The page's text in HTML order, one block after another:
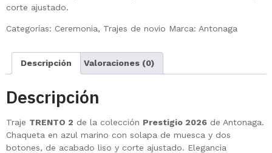
corte ajustado.
Categorías: Ceremonia, Trajes de novio Marca: Antonaga
Descripción Valoraciones (0)
Descripción
Traje TRENTO 2 de la colección Prestigio 2026 de Antonaga.
Chaqueta en azul marino con solapa de muesca y dos
botones, de acabado liso y corte ajustado. Elegancia